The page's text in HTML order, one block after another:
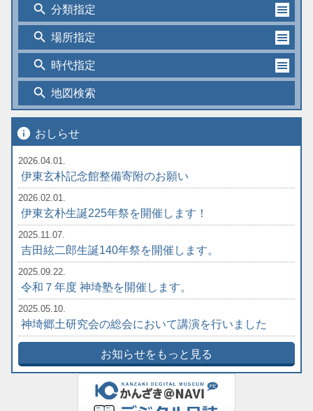
search 分類指定
search 場所指定
search 時代指定
search 地図検索
info おしらせ
2026.04.01.
伊東玄朴記念館整備寄附のお願い
2026.02.01.
伊東玄朴生誕225年祭を開催します！
2025.11.07.
吉田絃二郎生誕140年祭を開催します。
2025.09.22.
令和７年度 神埼塾を開催します。
2025.05.10.
神埼郷土研究会の総会において講演を行いました
お知らせをもっと見る